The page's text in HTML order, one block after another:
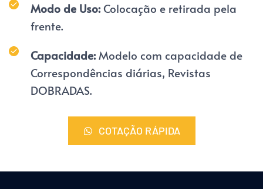
Modo de Uso: Colocação e retirada pela
frente.
Capacidade: Modelo com capacidade de
Correspondências diárias, Revistas
DOBRADAS.
COTAÇÃO RÁPIDA